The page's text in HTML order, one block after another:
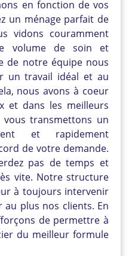
en fonction de vos
un ménage parfait de
vidons couramment
volume de soin et
de notre équipe nous
un travail idéal et au
nous avons à coeur
et dans les meilleurs
transmettons un
et rapidement
de votre demande.
pas de temps et
vite. Notre structure
à toujours intervenir
plus nos clients. En
de permettre à
du meilleur formule